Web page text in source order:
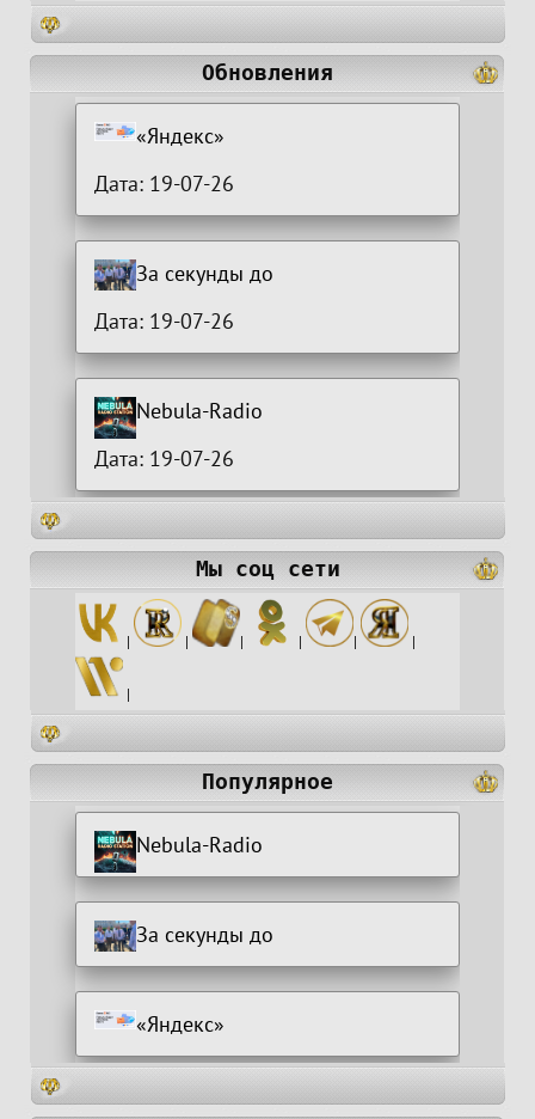
Обновления
«Яндекс»
Дата: 19-07-26
За секунды до
Дата: 19-07-26
Nebula-Radio
Дата: 19-07-26
Мы соц сети
| | | | | |
|
Популярное
Nebula-Radio
За секунды до
«Яндекс»